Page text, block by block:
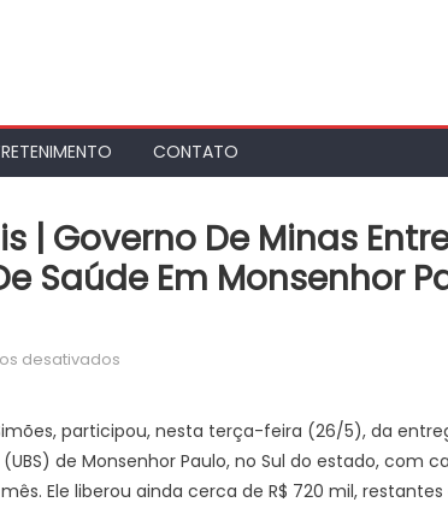
CONTATO
| Governo De Minas
Saúde Em Monsenhor
desativados
Gerais
|
Governo
participou, nesta terça-feira (26/5), da
de Monsenhor Paulo, no Sul do estado, com
Ele liberou ainda cerca de R$ 720 mil, restantes